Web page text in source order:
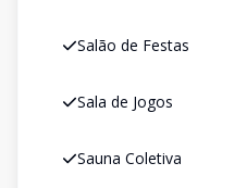
Salão de Festas
Sala de Jogos
Sauna Coletiva